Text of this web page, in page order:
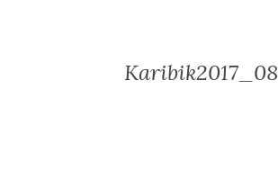
Karibik2017_08